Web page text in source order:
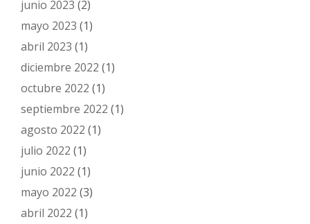
junio 2023 (2)
mayo 2023 (1)
abril 2023 (1)
diciembre 2022 (1)
octubre 2022 (1)
septiembre 2022 (1)
agosto 2022 (1)
julio 2022 (1)
junio 2022 (1)
mayo 2022 (3)
abril 2022 (1)